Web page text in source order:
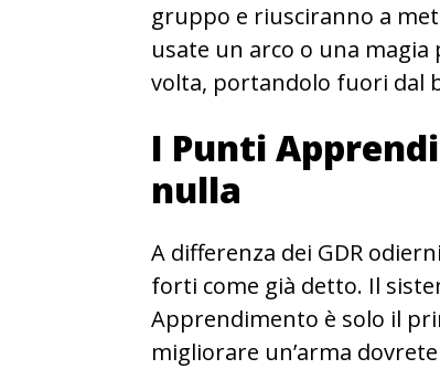
gruppo e riusciranno a
usate un arco o una magia
volta, portandolo fuori dal
I Punti
nulla
A differenza dei GDR
forti come già detto. Il
Apprendimento è solo il
migliorare un’arma